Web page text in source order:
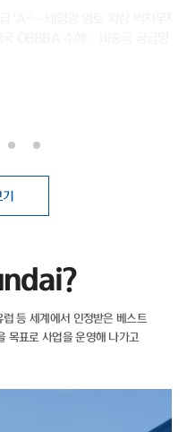
(안정적)'를 부여받았다. 2016
평가를 받은 것은 이번이 처음이
위권 등급인 'A-'를 획득했다. 기
높고, 장래 급격한 환경 변화에
해 왔으며, 총차입금보다 현금성
를 유지하고 있다.재무 건전성을
선되고 있다. ▲2021년 89.05%
년 22.75%를 기록했으
지했다.HD현대에너지솔루션은
은 기간 영업이익은 95억 원에서
등 세계에서 인정받은 베스트
목표로 사업을 운영해 나가고